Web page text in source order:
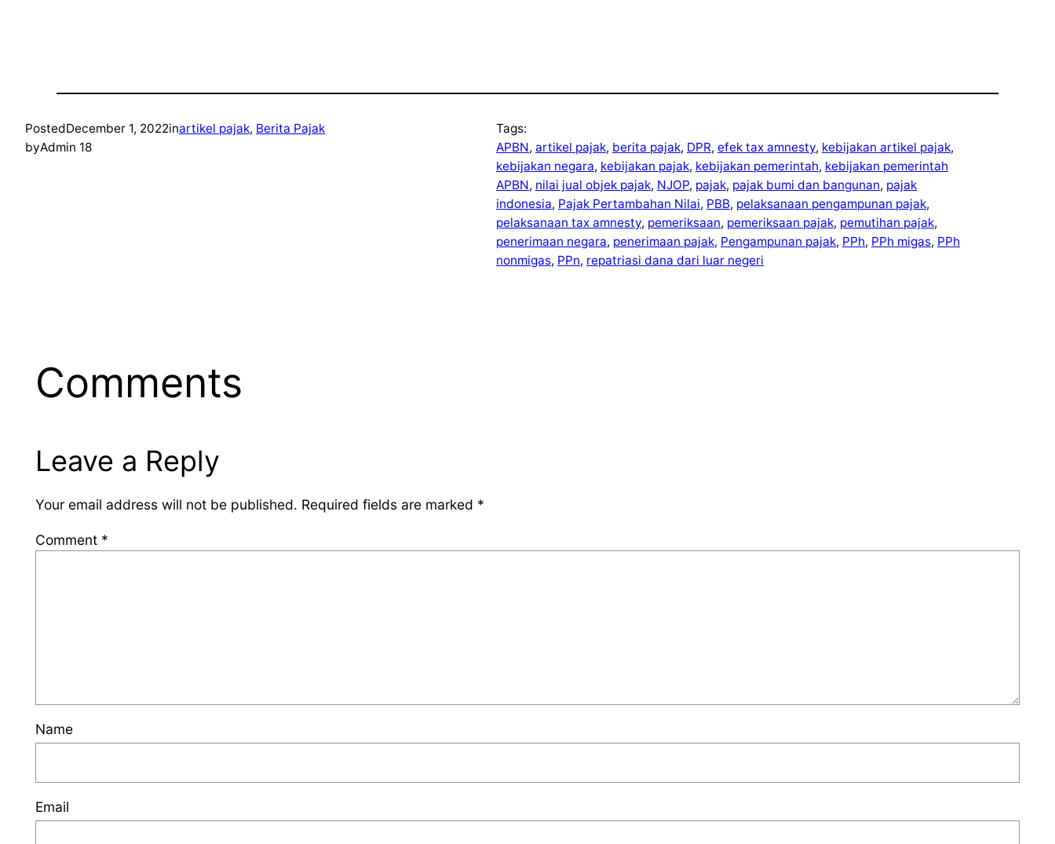
PostedDecember 1, 2022inartikel pajak, Berita Pajak
byAdmin 18
Tags:
APBN, artikel pajak, berita pajak, DPR, efek tax amnesty, kebijakan artikel pajak
kebijakan negara, kebijakan pajak, kebijakan pemerintah, kebijakan pemerintah
APBN, nilai jual objek pajak, NJOP, pajak, pajak bumi dan bangunan, pajak
indonesia, Pajak Pertambahan Nilai, PBB, pelaksanaan pengampunan pajak
pelaksanaan tax amnesty, pemeriksaan, pemeriksaan pajak, pemutihan pajak
penerimaan negara, penerimaan pajak, Pengampunan pajak, PPh, PPh migas, PPh
nonmigas, PPn, repatriasi dana dari luar negeri
Comments
Leave a Reply
Your email address will not be published. Required fields are marked *
Comment *
Name
Email